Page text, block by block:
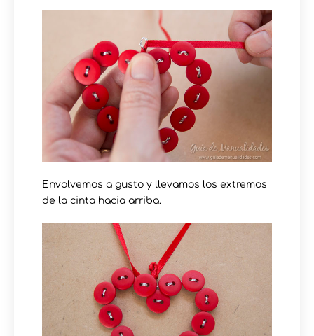
Envolvemos a gusto y llevamos los extremos
de la cinta hacia arriba.